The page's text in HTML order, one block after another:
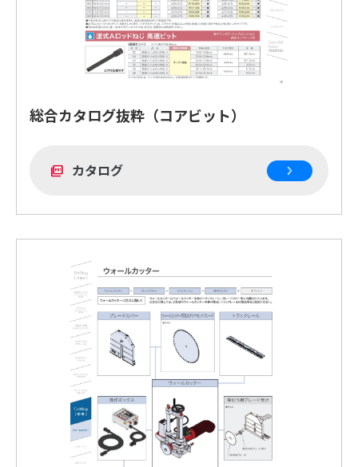
総合カタログ抜粋（コアビット）
picture_as_pdf カタログ